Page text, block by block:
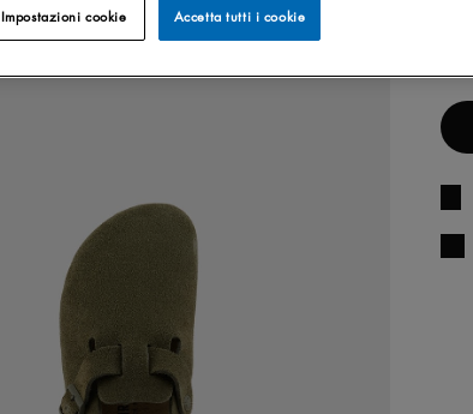
Accetta tutti i cookie
Impostazioni cookie